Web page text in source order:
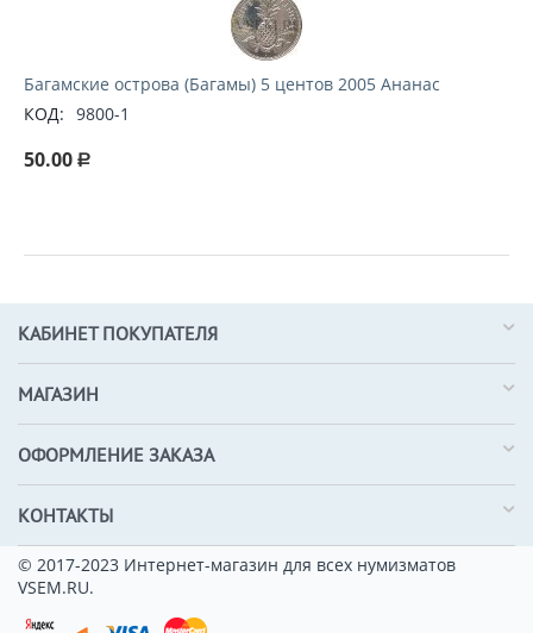
Багамские острова (Багамы) 5 центов 2005 Ананас
КОД: 9800-1
50.00 Р
КАБИНЕТ ПОКУПАТЕЛЯ
МАГАЗИН
ОФОРМЛЕНИЕ ЗАКАЗА
КОНТАКТЫ
© 2017-2023 Интернет-магазин для всех нумизматов
VSEM.RU.